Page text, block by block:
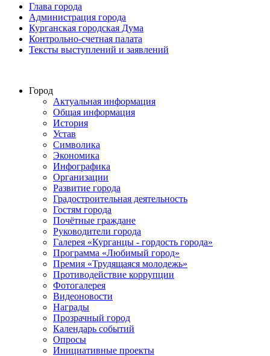
Глава города
Администрация города
Курганская городская Дума
Контрольно-счетная палата
Тексты выступлений и заявлений
Город
Актуальная информация
Общая информация
История
Устав
Символика
Экономика
Инфографика
Организации
Развитие города
Градостроительная деятельность
Гостям города
Почётные граждане
Руководители города
Галерея «Курганцы - гордость города»
Программа «Любимый город»
Премия «Трудящаяся молодежь»
Противодействие коррупции
Фотогалерея
Видеоновости
Награды
Прозрачный город
Календарь событий
Опросы
Инициативные проекты